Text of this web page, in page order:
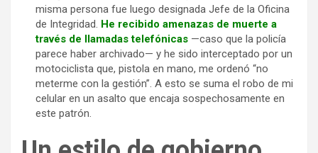
misma persona fue luego designada Jefe de la Oficina
de Integridad. He recibido amenazas de muerte a
través de llamadas telefónicas —caso que la policía
parece haber archivado— y he sido interceptado por un
motociclista que, pistola en mano, me ordenó “no
meterme con la gestión”. A esto se suma el robo de mi
celular en un asalto que encaja sospechosamente en
este patrón.